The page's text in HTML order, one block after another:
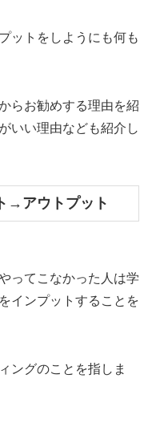
ットをしようにも何も
らお勧めする理由を紹
いい理由なども紹介し
→アウトプット
ってこなかった人は学
インプットすることを
ングのことを指しま